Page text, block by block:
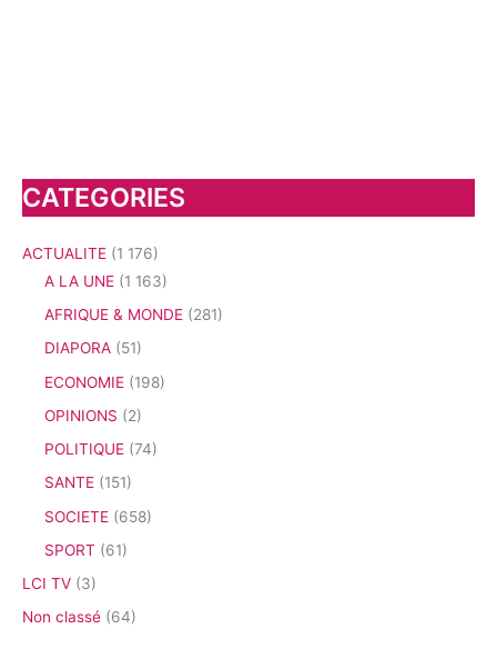
CATEGORIES
ACTUALITE (1 176)
A LA UNE (1 163)
AFRIQUE & MONDE (281)
DIAPORA (51)
ECONOMIE (198)
OPINIONS (2)
POLITIQUE (74)
SANTE (151)
SOCIETE (658)
SPORT (61)
LCI TV (3)
Non classé (64)